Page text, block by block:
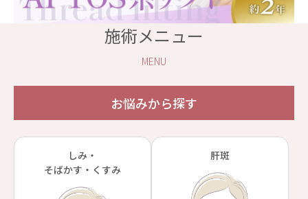
施術メニュー
MENU
お悩みから探す
しみ・
そばかす・くすみ
肝斑